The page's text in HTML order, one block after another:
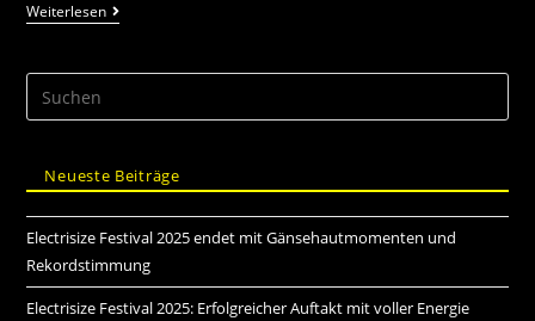
Weiterlesen
Neueste Beiträge
Electrisize Festival 2025 endet mit Gänsehautmomenten und
Rekordstimmung
Electrisize Festival 2025: Erfolgreicher Auftakt mit voller Energie